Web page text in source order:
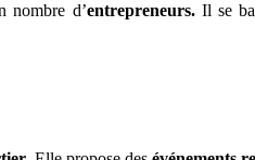
nombre d’entrepreneurs.Il se